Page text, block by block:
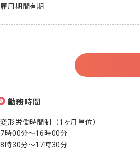
雇用期間有期
勤務時間
変形労働時間制（1ヶ月単位）
7時00分～16時00分
8時30分～17時30分